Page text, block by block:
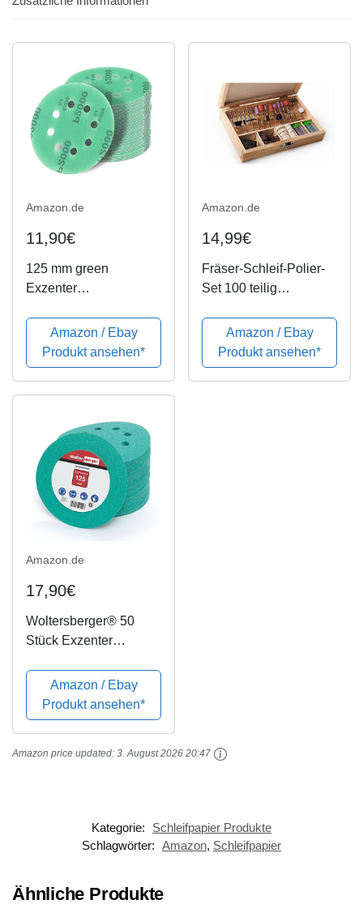
Amazon.de
11,90€
125 mm green
Exzenter
Sortiment SET 25
Scheiben P2000
P1500 P1200 P1000
P800, 8 Loch Klett
Amazon / Ebay
Produkt ansehen*
Amazon.de
14,99€
Fräser-Schleif-Polier-
Set 100 teilig
Drahtbürste
Schleifpapier Bürste
Messing Filz Kunststoff
Amazon / Ebay
Produkt ansehen*
Amazon.de
17,90€
Woltersberger® 50
Stück Exzenter
125mm | Körnung P60 |
8 Loch in grün | für
optimales schleifen,
vielseitig einsetzbar |
Klett...
Amazon / Ebay
Produkt ansehen*
Amazon price updated: 3. August 2026 20:47
Kategorie:
Schleifpapier Produkte
Schlagwörter: Amazon, Schleifpapier
Ähnliche Produkte